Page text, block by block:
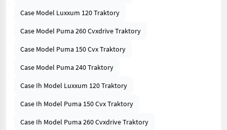
Case Model Luxxum 120 Traktory
Case Model Puma 260 Cvxdrive Traktory
Case Model Puma 150 Cvx Traktory
Case Model Puma 240 Traktory
Case Ih Model Luxxum 120 Traktory
Case Ih Model Puma 150 Cvx Traktory
Case Ih Model Puma 260 Cvxdrive Traktory